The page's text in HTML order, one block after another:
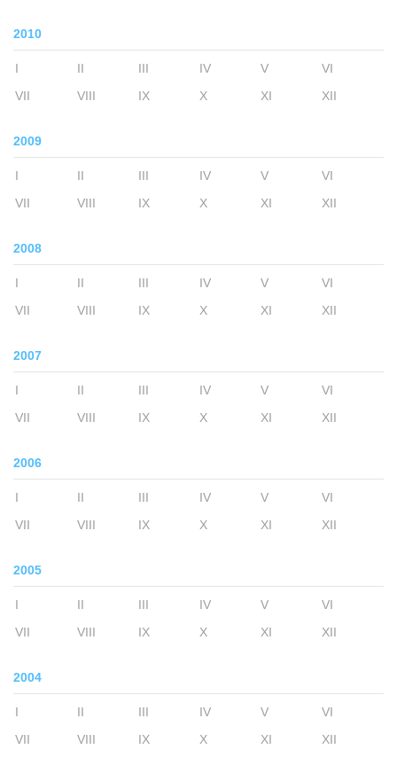
2010
I II III IV V
VI
VII
VIII IX X XI XII
2009
I II III IV V
VI
VII
VIII IX X XI XII
2008
I II III IV V
VI
VII
VIII IX X XI XII
2007
I II III IV V
VI
VII
VIII IX X XI XII
2006
I II III IV V
VI
VII
VIII IX X XI XII
2005
I II III IV V
VI
VII
VIII IX X XI XII
2004
I II III IV V
VI
VII
VIII IX X XI XII